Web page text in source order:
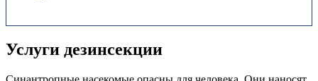
Услуги дезинсекции